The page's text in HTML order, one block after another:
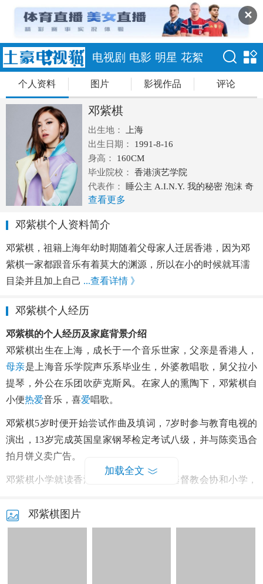
✕
电视剧 电影 明星 花絮
个人资料 图片 影视作品 评论
邓紫棋
出生地：
上海
出生日期：
1991-8-16
身高：
160CM
毕业院校：
香港演艺学院
代表作：
睡公主 A.I.N.Y. 我的秘密 泡沫 奇
迹 偶尔
查看更多
邓紫棋个人资料简介
邓紫棋，祖籍上海年幼时期随着父母家人迁居香港，因为邓
紫棋一家都跟音乐有着莫大的渊源，所以在小的时候就耳濡
目染并且加上自己 ...查看详情 》
邓紫棋个人经历
邓紫棋的个人经历及家庭背景介绍
邓紫棋出生在上海，成长于一个音乐世家，父亲是香港人，
母亲是上海音乐学院声乐系毕业生，外婆教唱歌，舅父拉小
提琴，外公在乐团吹萨克斯风。在家人的熏陶下，邓紫棋自
小便热爱音乐，喜爱唱歌。
邓紫棋5岁时便开始尝试作曲及填词，7岁时参与教育电视的
演出，13岁完成英国皇家钢琴检定考试八级，并与陈奕迅合
拍月饼义卖广告。
邓紫棋小学就读香港九龙太子道西中华基督教会协和小学，
级开始不断参加各种歌唱比赛，曾一年内嬴得5个比赛
加载全文
邓紫棋图片